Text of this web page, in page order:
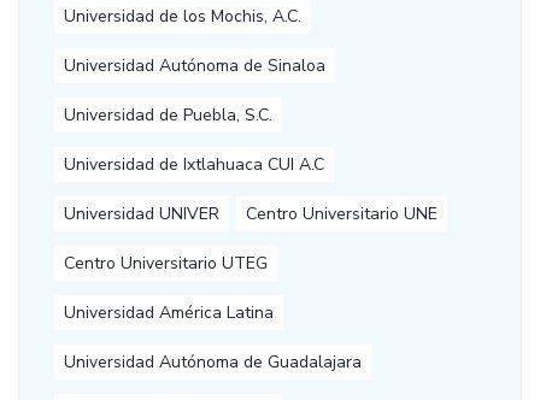
Universidad de los Mochis, A.C.
Universidad Autónoma de Sinaloa
Universidad de Puebla, S.C.
Universidad de Ixtlahuaca CUI A.C
Universidad UNIVER Centro Universitario UNE
Centro Universitario UTEG
Universidad América Latina
Universidad Autónoma de Guadalajara